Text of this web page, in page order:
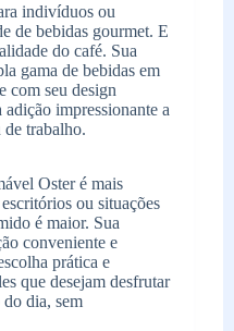
indivíduos ou
de bebidas gourmet. E
do café. Sua
gama de bebidas em
com seu design
impressionante a
trabalho.
Oster é mais
ou situações
é maior. Sua
conveniente e
prática e
que desejam desfrutar
dia, sem